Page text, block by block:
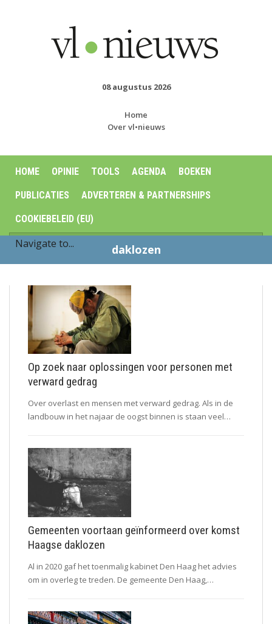
08 augustus 2026
Home
Over vl•nieuws
HOME OPINIE TOOLS AGENDA BOEKEN
PUBLICATIES ADVERTEREN & PARTNERSHIPS
COOKIEBELEID (EU)
daklozen
Op zoek naar oplossingen voor personen met
verward gedrag
Over overlast en mensen met verward gedrag. Als in de
landbouw in het najaar de oogst binnen is staan veel…
Gemeenten voortaan geïnformeerd over komst
Haagse daklozen
Al in 2020 gaf het toenmalig kabinet Den Haag het advies
om in overleg te treden. De gemeente Den Haag,…